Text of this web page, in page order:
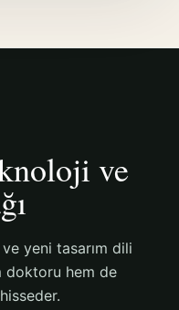
ve
yeni tasarım dili
doktoru hem de